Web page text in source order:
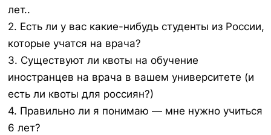
лет..
2. Есть ли у вас какие-нибудь студенты из России,
которые учатся на врача?
3. Существуют ли квоты на обучение
иностранцев на врача в вашем университете (и
есть ли квоты для россиян?)
4. Правильно ли я понимаю — мне нужно учиться
6 лет?